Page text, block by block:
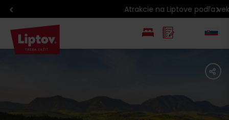
Atrakcie na Liptove podľa veku detí
PL
share